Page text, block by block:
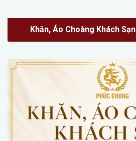
Khăn, Áo Choàng Khách Sạn